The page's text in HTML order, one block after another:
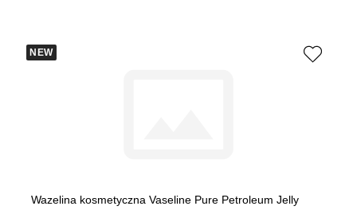
NEW
Wazelina kosmetyczna Vaseline Pure Petroleum Jelly